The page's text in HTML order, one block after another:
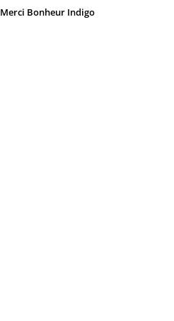
Merci Bonheur Indigo